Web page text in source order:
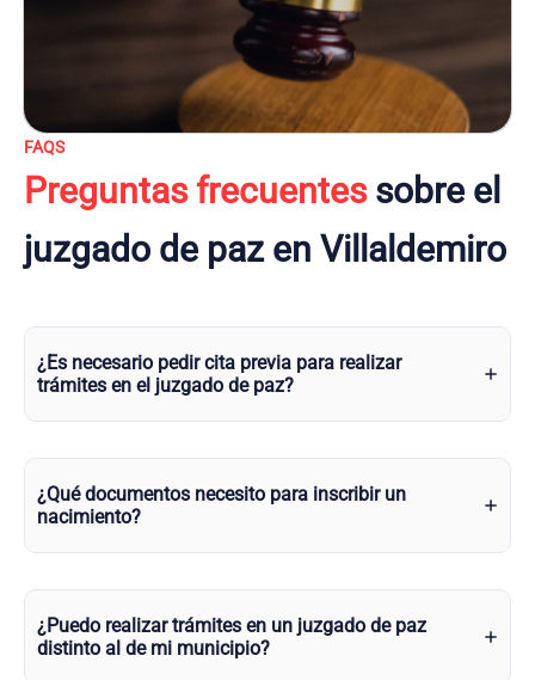
FAQS
Preguntas frecuentessobre el
juzgado de paz en Villaldemiro
¿Es necesario pedir cita previa para realizar
trámites en el juzgado de paz?
¿Qué documentos necesito para inscribir un
nacimiento?
¿Puedo realizar trámites en un juzgado de paz
distinto al de mi municipio?